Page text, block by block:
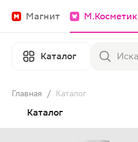
Магнит М.Косметик
Каталог
Главная / Каталог
Каталог